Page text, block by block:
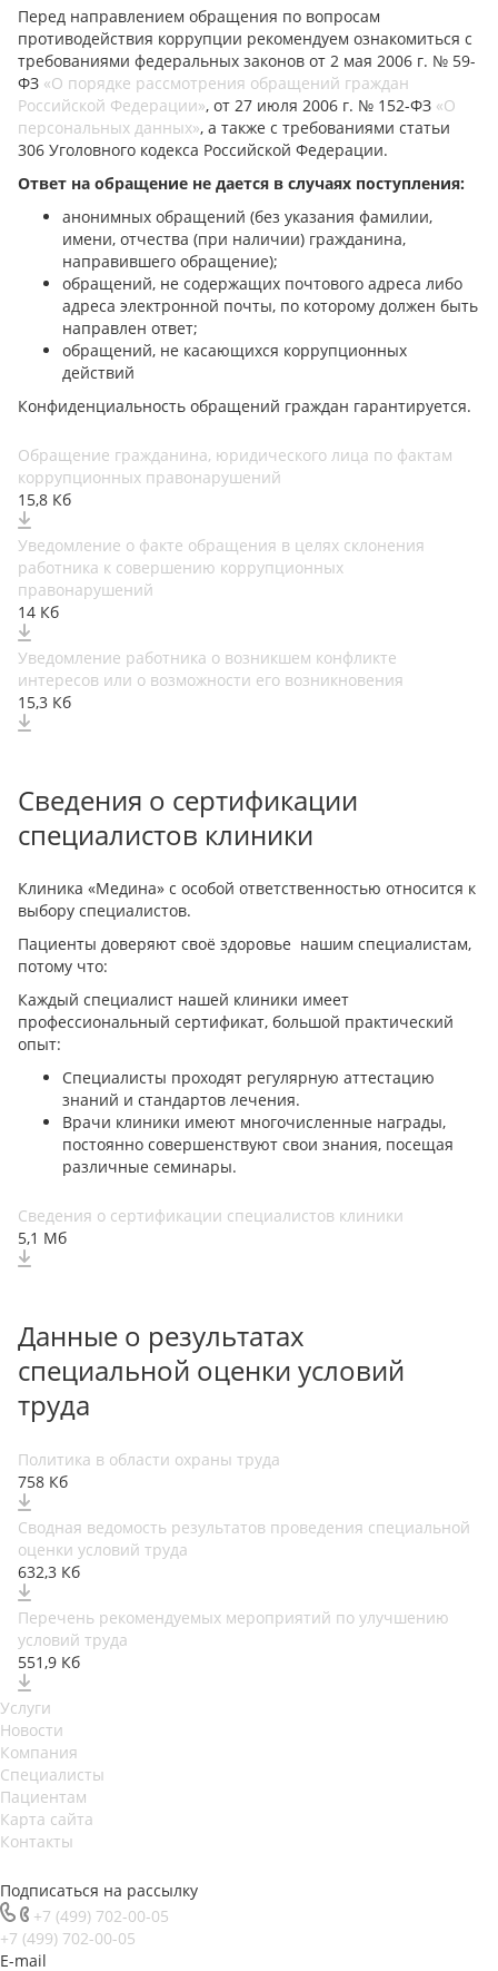
Перед направлением обращения по вопросам
противодействия коррупции рекомендуем ознакомиться с
требованиями федеральных законов от 2 мая 2006 г. № 59-
ФЗ «О порядке рассмотрения обращений граждан
Российской Федерации», от 27 июля 2006 г. № 152-ФЗ «О
персональных данных», а также с требованиями статьи
306 Уголовного кодекса Российской Федерации.
Ответ на обращение не дается в случаях поступления:
анонимных обращений (без указания фамилии,
имени, отчества (при наличии) гражданина,
направившего обращение);
обращений, не содержащих почтового адреса либо
адреса электронной почты, по которому должен быть
направлен ответ;
обращений, не касающихся коррупционных
действий
Конфиденциальность обращений граждан гарантируется.
Обращение гражданина, юридического лица по фактам
коррупционных правонарушений
15,8 Кб
Уведомление о факте обращения в целях склонения
работника к совершению коррупционных
правонарушений
14 Кб
Уведомление работника о возникшем конфликте
интересов или о возможности его возникновения
15,3 Кб
Сведения о сертификации
специалистов клиники
Клиника «Медина» с особой ответственностью относится к
выбору специалистов.
Пациенты доверяют своё здоровье нашим специалистам,
потому что:
Каждый специалист нашей клиники имеет
профессиональный сертификат, большой практический
опыт:
Специалисты проходят регулярную аттестацию
знаний и стандартов лечения.
Врачи клиники имеют многочисленные награды,
постоянно совершенствуют свои знания, посещая
различные семинары.
Сведения о сертификации специалистов клиники
5,1 Мб
Данные о результатах
специальной оценки условий
труда
Политика в области охраны труда
758 Кб
Сводная ведомость результатов проведения специальной
оценки условий труда
632,3 Кб
Перечень рекомендуемых мероприятий по улучшению
условий труда
551,9 Кб
Услуги
Новости
Компания
Специалисты
Пациентам
Карта сайта
Контакты
Подписаться на рассылку
+7 (499) 702-00-05
+7 (499) 702-00-05
E-mail